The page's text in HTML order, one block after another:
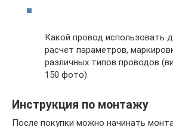
Какой провод использовать
расчет параметров,
различных типов проводов
150 фото)
Инструкция по монтажу
После покупки можно начинать